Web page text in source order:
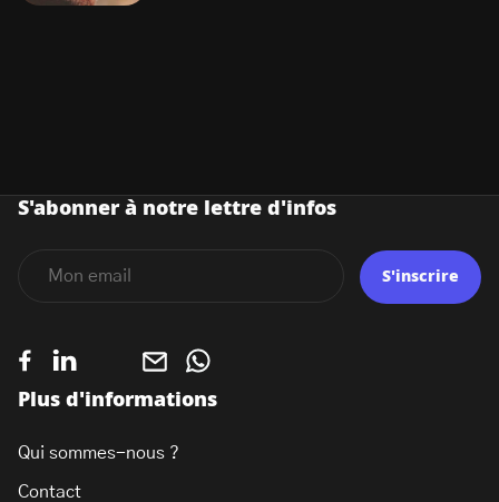
Plus d'informations
Qui sommes-nous ?
Contact
S'abonner à notre lettre d'infos
S'inscrire